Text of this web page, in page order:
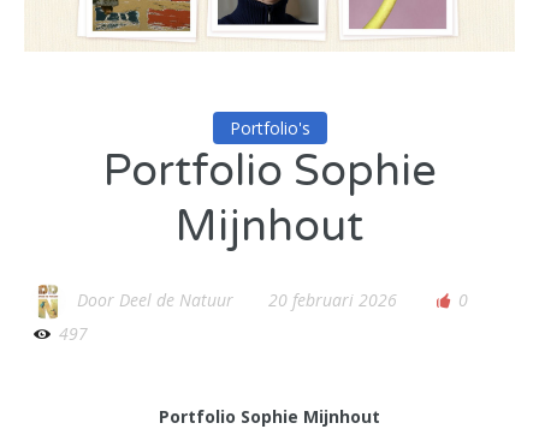
Portfolio's
Portfolio Sophie
Mijnhout
Door Deel de Natuur 20 februari 2026
0
497
Portfolio Sophie Mijnhout